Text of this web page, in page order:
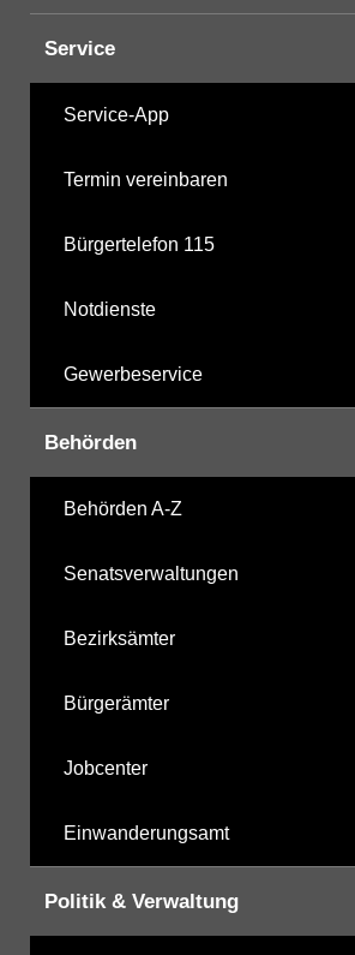
Service
Service-App
Termin vereinbaren
Bürgertelefon 115
Notdienste
Gewerbeservice
Behörden
Behörden A-Z
Senatsverwaltungen
Bezirksämter
Bürgerämter
Jobcenter
Einwanderungsamt
Politik & Verwaltung